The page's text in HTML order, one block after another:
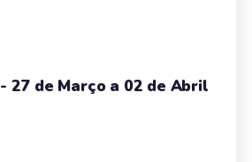
27 de Março a 02 de Abril